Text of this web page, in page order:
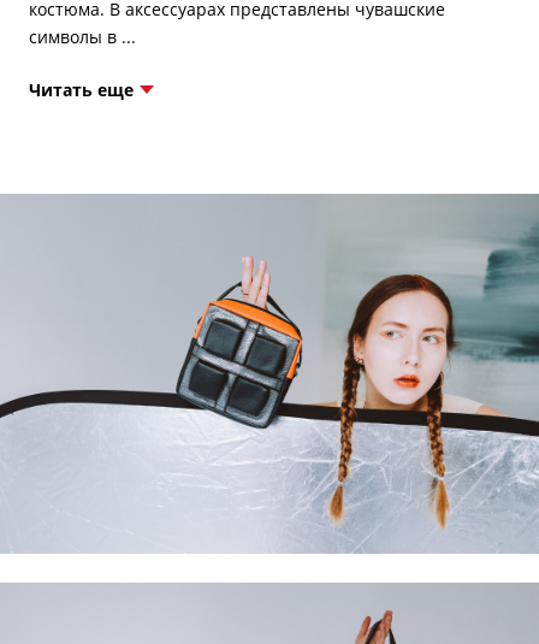
костюма. В аксессуарах представлены чувашские
Читать еще